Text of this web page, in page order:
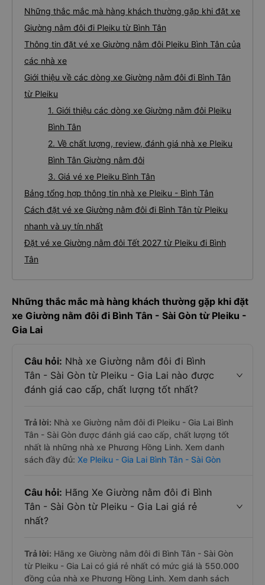
Những thắc mắc mà hàng khách thường gặp khi đặt xe
Giường nằm đôi đi Pleiku từ Bình Tân
Thông tin đặt vé xe Giường nằm đôi Pleiku Bình Tân của
các nhà xe
Giới thiệu về các dòng xe Giường nằm đôi đi Bình Tân
từ Pleiku
1. Giới thiệu các dòng xe Giường nằm đôi Pleiku
Bình Tân
2. Về chất lượng, review, đánh giá nhà xe Pleiku
Bình Tân Giường nằm đôi
3. Giá vé xe Pleiku Bình Tân
Bảng tổng hợp thông tin nhà xe Pleiku - Bình Tân
Cách đặt vé xe Giường nằm đôi đi Bình Tân từ Pleiku
nhanh và uy tín nhất
Đặt vé xe Giường nằm đôi Tết 2027 từ Pleiku đi Bình
Tân
Những thắc mắc mà hàng khách thường gặp khi đặt
xe Giường nằm đôi đi Bình Tân - Sài Gòn từ Pleiku -
Gia Lai
Câu hỏi: Nhà xe Giường nằm đôi đi Bình
Tân - Sài Gòn từ Pleiku - Gia Lai nào được
đánh giá cao cấp, chất lượng tốt nhất?
Trả lời: Nhà xe Giường nằm đôi đi Pleiku - Gia Lai Bình
Tân - Sài Gòn được đánh giá cao cấp, chất lượng tốt
nhất là những nhà xe Phương Hồng Linh. Xem danh
sách đầy đủ: Xe Pleiku - Gia Lai Bình Tân - Sài Gòn
Câu hỏi: Hãng Xe Giường nằm đôi đi Bình
Tân - Sài Gòn từ Pleiku - Gia Lai giá rẻ
nhất?
Trả lời: Hãng xe Giường nằm đôi đi Bình Tân - Sài Gòn
từ Pleiku - Gia Lai có giá rẻ nhất có mức giá là 550.000
đồng của nhà xe Phương Hồng Linh. Xem danh sách